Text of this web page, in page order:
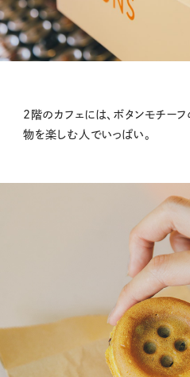
2階のカフェには、ボタンモチーフ
物を楽しむ人でいっぱい。